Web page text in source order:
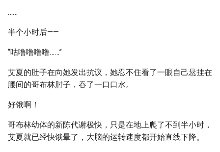
……
半个小时后——
“咕噜噜噜噜……”
艾夏的肚子在向她发出抗议，她忍不住看了一眼自己悬挂在
腰间的哥布林肘子，吞了一口口水。
好饿啊！
哥布林幼体的新陈代谢极快，只是在地上爬了不到半小时，
艾夏就已经快饿晕了，大脑的运转速度都开始直线下降。